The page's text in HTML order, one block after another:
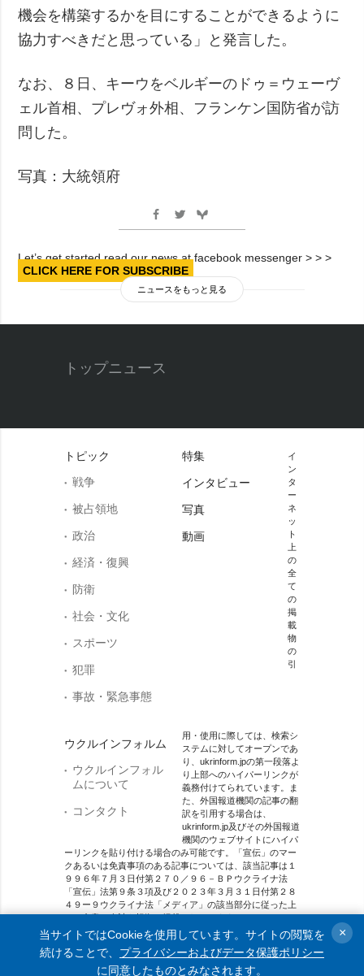
機会を構築するかを目にすることができるように
協力すべきだと思っている」と発言した。
なお、８日、キーウをベルギーのドゥ＝ウェーヴ
ェル首相、プレヴォ外相、フランケン国防省が訪
問した。
写真：大統領府
Let’s get started read our news at facebook messenger > > >
CLICK HERE FOR SUBSCRIBE
ニュースをもっと見る
トップニュース
トピック
戦争
被占領地
政治
経済・復興
防衛
社会・文化
スポーツ
犯罪
事故・緊急事態
ウクルインフォルム
ウクルインフォル
ムについて
コンタクト
特集
インタビュー
写真
動画
イ
ン
タ
ー
ネ
ッ
ト
上
の
全
て
の
掲
載
物
の
引
用・使用に際しては、検索シ
ステムに対してオープンであ
り、ukrinform.jpの第一段落よ
り上部へのハイパーリンクが
義務付けてられています。ま
た、外国報道機関の記事の翻
訳を引用する場合は、
ukrinform.jp及びその外国報道
機関のウェブサイトにハイパ
ーリンクを貼り付ける場合のみ可能です。「宣伝」のマー
クあるいは免責事項のある記事については、該当記事は１
９９６年７月３日付第２７０／９６－ＢＰウクライナ法
「宣伝」法第９条３項及び２０２３年３月３１日付第２８
４９ー９ウクライナ法「メディア」の該当部分に従った上
で、合意／会計を根拠に掲載されています。
オンラインメディア主体 メディア識別番号：R40-01421.
© 2015-2026 Ukrinform. All rights reserved.
当サイトではCookieを使用しています。サイトの閲覧を
続けることで、 プライバシーおよびデータ保護ポリシー
に同意したものとみなされます。
×